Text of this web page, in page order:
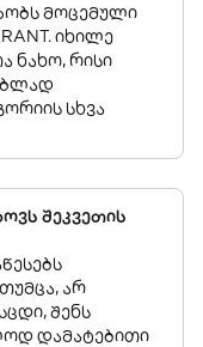
მოცემული
იხილე
ნახო, რისი
სხვა
შეკვეთის
არ
შენს
დამატებითი